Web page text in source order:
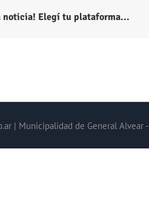
noticia! Elegí tu plataforma...
| Municipalidad de General Alvear